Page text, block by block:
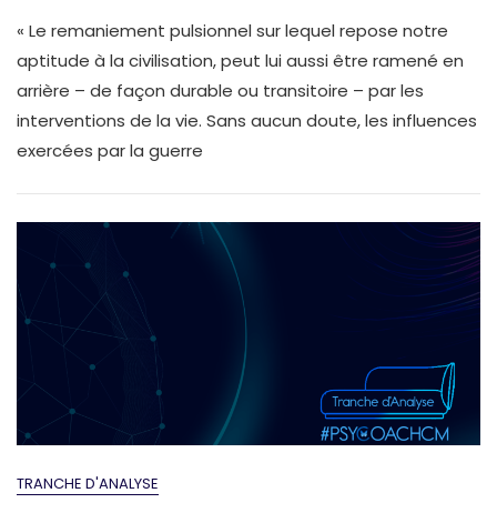
« Le remaniement pulsionnel sur lequel repose notre
aptitude à la civilisation, peut lui aussi être ramené en
arrière – de façon durable ou transitoire – par les
interventions de la vie. Sans aucun doute, les influences
exercées par la guerre
TRANCHE D'ANALYSE